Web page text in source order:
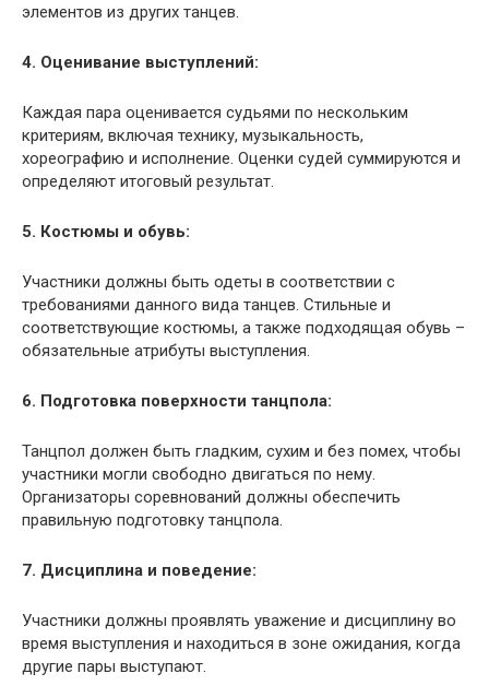
элементов из других танцев.
4. Оценивание выступлений:
Каждая пара оценивается судьями по нескольким
критериям, включая технику, музыкальность,
хореографию и исполнение. Оценки судей суммируются и
определяют итоговый результат.
5. Костюмы и обувь:
Участники должны быть одеты в соответствии с
требованиями данного вида танцев. Стильные и
соответствующие костюмы, а также подходящая обувь –
обязательные атрибуты выступления.
6. Подготовка поверхности танцпола:
Танцпол должен быть гладким, сухим и без помех, чтобы
участники могли свободно двигаться по нему.
Организаторы соревнований должны обеспечить
правильную подготовку танцпола.
7. Дисциплина и поведение:
Участники должны проявлять уважение и дисциплину во
время выступления и находиться в зоне ожидания, когда
другие пары выступают.